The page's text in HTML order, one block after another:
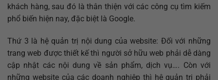
khách hàng, sau đó là thân thiện với các công cụ tìm kiếm
phổ biến hiện nay, đặc biệt là Google.
Thứ 3 là hệ quản trị nội dung của website: Đối với những
trang web được thiết kế thì người sở hữu web phải dễ dàng
cập nhật các nội dung về sản phẩm, dịch vụ…. Còn với
những website của các doanh nghiệp thì hệ quản trị phải